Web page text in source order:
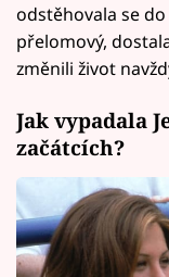
odstěhovala se
přelomový,
změnili život
Jak vypadala
začátcích?